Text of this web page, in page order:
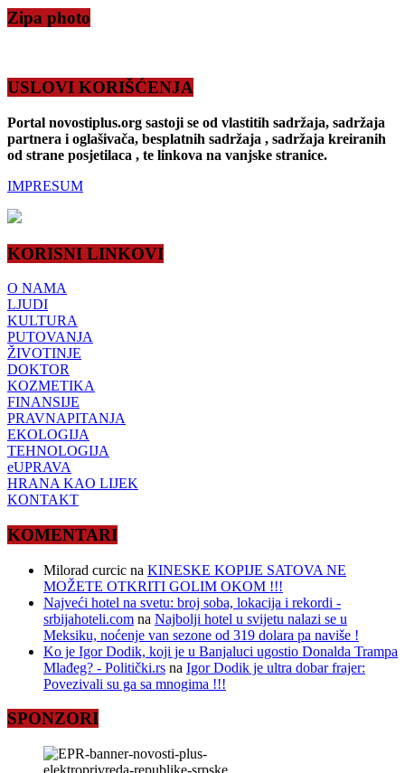
Zipa photo
USLOVI KORIŠĆENJA
Portal novostiplus.org sastoji se od vlastitih sadržaja, sadržaja
partnera i oglašivača, besplatnih sadržaja , sadržaja kreiranih
od strane posjetilaca , te linkova na vanjske stranice.
IMPRESUM
KORISNI LINKOVI
O NAMA
LJUDI
KULTURA
PUTOVANJA
ŽIVOTINJE
DOKTOR
KOZMETIKA
FINANSIJE
PRAVNAPITANJA
EKOLOGIJA
TEHNOLOGIJA
eUPRAVA
HRANA KAO LIJEK
KONTAKT
KOMENTARI
Milorad curcic na KINESKE KOPIJE SATOVA NE
MOŽETE OTKRITI GOLIM OKOM !!!
Najveći hotel na svetu: broj soba, lokacija i rekordi -
srbijahoteli.com na Najbolji hotel u svijetu nalazi se u
Meksiku, noćenje van sezone od 319 dolara pa naviše !
Ko je Igor Dodik, koji je u Banjaluci ugostio Donalda Trampa
Mlađeg? - Politički.rs na Igor Dodik je ultra dobar frajer:
Povezivali su ga sa mnogima !!!
SPONZORI